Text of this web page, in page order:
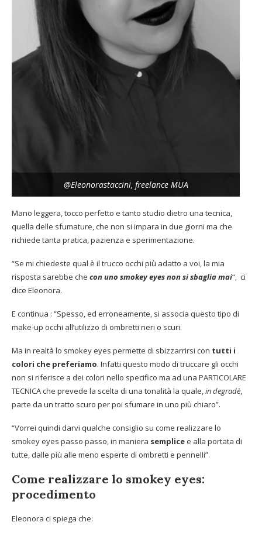
@Eleonorastaccini, freelance MUA
Mano leggera, tocco perfetto e tanto studio dietro una tecnica,
quella delle sfumature, che non si impara in due giorni ma che
richiede tanta pratica, pazienza e sperimentazione.
“Se mi chiedeste qual è il trucco occhi più adatto a voi, la mia
risposta sarebbe che con uno smokey eyes non si sbaglia mai“, ci
dice Eleonora.
E continua : “Spesso, ed erroneamente, si associa questo tipo di
make-up occhi all’utilizzo di ombretti neri o scuri.
Ma in realtà lo smokey eyes permette di sbizzarrirsi con tutti i
colori che preferiamo. Infatti questo modo di truccare gli occhi
non si riferisce a dei colori nello specifico ma ad una PARTICOLARE
TECNICA che prevede la scelta di una tonalità la quale,in degradè,
parte da un tratto scuro per poi sfumare in uno più chiaro”.
“Vorrei quindi darvi qualche consiglio su come realizzare lo
smokey eyes passo passo, in maniera semplicee alla portata di
tutte, dalle più alle meno esperte di ombretti e pennelli”.
Come realizzare lo smokey eyes:
procedimento
Eleonora ci spiega che: